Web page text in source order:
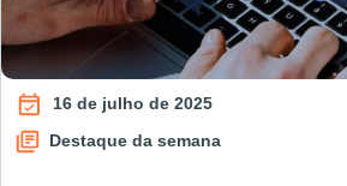
16 de julho de 2025
Destaque da semana